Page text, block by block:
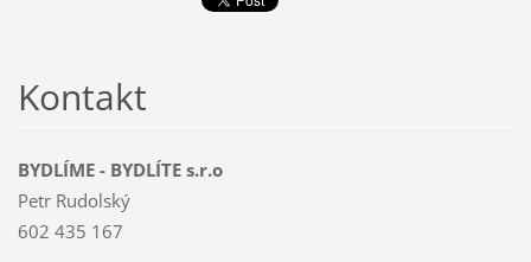
Kontakt
BYDLÍME - BYDLÍTE s.r.o
Petr Rudolský
602 435 167